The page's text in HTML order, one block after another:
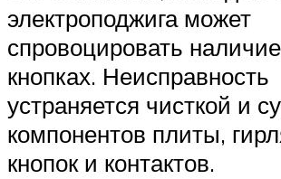
электроподжига может
спровоцировать
кнопках. Неисправность
устраняется чисткой и
компонентов плиты,
кнопок и контактов.